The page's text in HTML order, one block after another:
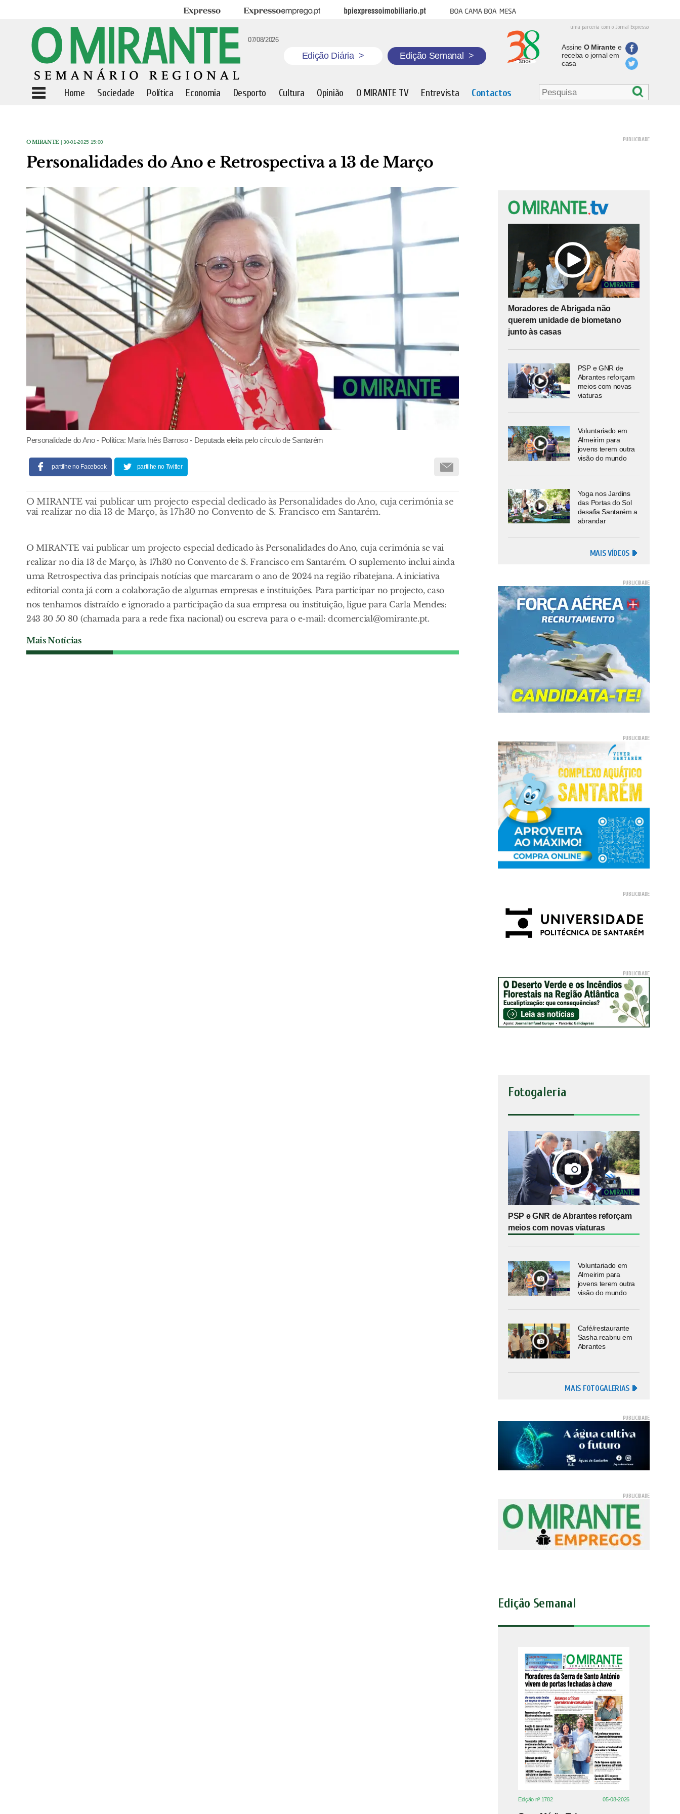
Expresso Expresso Emprego BPI Expresso Imobiliário Boa cama boa mesa
uma parceria com o Jornal Expresso
07/08/2026
Edição Diária > Edição Semanal >
Assine O Mirantee
receba o jornal em
casa
Home Sociedade Política Economia Desporto Cultura Opinião O MIRANTE TV Entrevista Contactos
O MIRANTE | 30-01-2025 15:00
Personalidades do Ano e Retrospectiva a 13 de Março
Personalidade do Ano - Política: Maria Inês Barroso - Deputada eleita pelo círculo de Santarém
partilhe no Facebook partilhe no Twitter
O MIRANTE vai publicar um projecto especial dedicado às Personalidades do Ano, cuja cerimónia se
vai realizar no dia 13 de Março, às 17h30 no Convento de S. Francisco em Santarém.
O MIRANTE vai publicar um projecto especial dedicado às Personalidades do Ano, cuja cerimónia se vai
realizar no dia 13 de Março, às 17h30 no Convento de S. Francisco em Santarém. O suplemento inclui ainda
uma Retrospectiva das principais notícias que marcaram o ano de 2024 na região ribatejana. A iniciativa
editorial conta já com a colaboração de algumas empresas e instituições. Para participar no projecto, caso
nos tenhamos distraído e ignorado a participação da sua empresa ou instituição, ligue para Carla Mendes:
243 30 50 80 (chamada para a rede fixa nacional) ou escreva para o e-mail: dcomercial@omirante.pt.
Mais Notícias
Moradores de Abrigada não
querem unidade de biometano
junto às casas
PSP e GNR de
Abrantes reforçam
meios com novas
viaturas
Voluntariado em
Almeirim para
jovens terem outra
visão do mundo
Yoga nos Jardins
das Portas do Sol
desafia Santarém a
abrandar
MAIS VÍDEOS
Fotogaleria
PSP e GNR de Abrantes reforçam
meios com novas viaturas
Voluntariado em
Almeirim para
jovens terem outra
visão do mundo
Café/restaurante
Sasha reabriu em
Abrantes
MAIS FOTOGALERIAS
Edição Semanal
Edição nº 1782 05-08-2026